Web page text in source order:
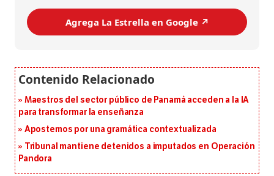
Agrega La Estrella en Google ↗️
Maestros del sector público de Panamá acceden a la IA
para transformar la enseñanza
Apostemos por una gramática contextualizada
Tribunal mantiene detenidos a imputados en Operación
Pandora